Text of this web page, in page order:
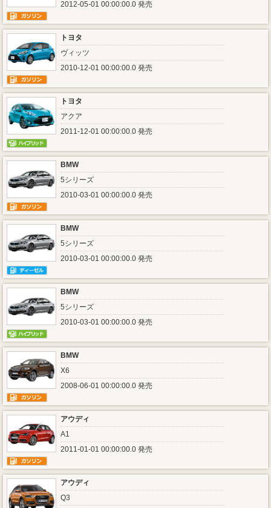
2012-05-01 00:00:00.0 発売
トヨタ
ヴィッツ
2010-12-01 00:00:00.0 発売
トヨタ
アクア
2011-12-01 00:00:00.0 発売
BMW
5シリーズ
2010-03-01 00:00:00.0 発売
BMW
5シリーズ
2010-03-01 00:00:00.0 発売
BMW
5シリーズ
2010-03-01 00:00:00.0 発売
BMW
X6
2008-06-01 00:00:00.0 発売
アウディ
A1
2011-01-01 00:00:00.0 発売
アウディ
Q3